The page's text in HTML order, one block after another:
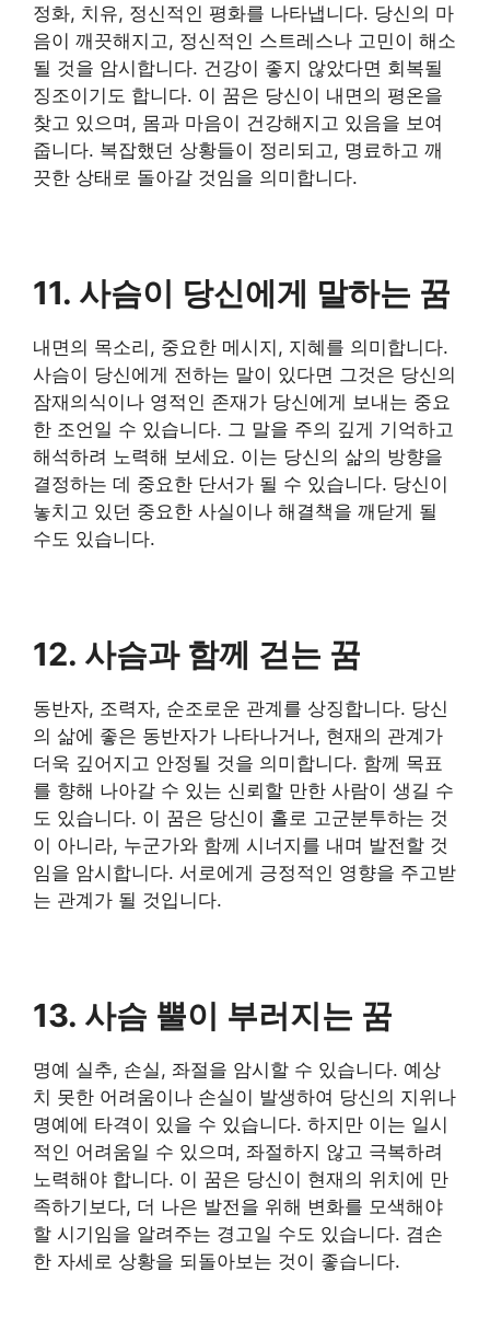
정화, 치유, 정신적인 평화를 나타냅니다. 당신의 마
음이 깨끗해지고, 정신적인 스트레스나 고민이 해소
될 것을 암시합니다. 건강이 좋지 않았다면 회복될
징조이기도 합니다. 이 꿈은 당신이 내면의 평온을
찾고 있으며, 몸과 마음이 건강해지고 있음을 보여
줍니다. 복잡했던 상황들이 정리되고, 명료하고 깨
끗한 상태로 돌아갈 것임을 의미합니다.
​11. 사슴이 당신에게 말하는 꿈
내면의 목소리, 중요한 메시지, 지혜를 의미합니다.
사슴이 당신에게 전하는 말이 있다면 그것은 당신의
잠재의식이나 영적인 존재가 당신에게 보내는 중요
한 조언일 수 있습니다. 그 말을 주의 깊게 기억하고
해석하려 노력해 보세요. 이는 당신의 삶의 방향을
결정하는 데 중요한 단서가 될 수 있습니다. 당신이
놓치고 있던 중요한 사실이나 해결책을 깨닫게 될
수도 있습니다.
12. 사슴과 함께 걷는 꿈
동반자, 조력자, 순조로운 관계를 상징합니다. 당신
의 삶에 좋은 동반자가 나타나거나, 현재의 관계가
더욱 깊어지고 안정될 것을 의미합니다. 함께 목표
를 향해 나아갈 수 있는 신뢰할 만한 사람이 생길 수
도 있습니다. 이 꿈은 당신이 홀로 고군분투하는 것
이 아니라, 누군가와 함께 시너지를 내며 발전할 것
임을 암시합니다. 서로에게 긍정적인 영향을 주고받
는 관계가 될 것입니다.
13. 사슴 뿔이 부러지는 꿈
명예 실추, 손실, 좌절을 암시할 수 있습니다. 예상
치 못한 어려움이나 손실이 발생하여 당신의 지위나
명예에 타격이 있을 수 있습니다. 하지만 이는 일시
적인 어려움일 수 있으며, 좌절하지 않고 극복하려
노력해야 합니다. 이 꿈은 당신이 현재의 위치에 만
족하기보다, 더 나은 발전을 위해 변화를 모색해야
할 시기임을 알려주는 경고일 수도 있습니다. 겸손
한 자세로 상황을 되돌아보는 것이 좋습니다.